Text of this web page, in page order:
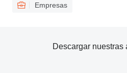
Empresas
Descargar nuestras